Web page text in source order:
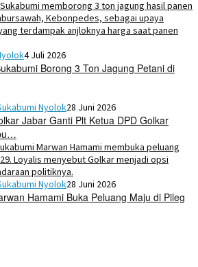
4 Juli 2026
Borong 3 Ton Jagung Petani di
Nyolok28 Juni 2026
Jabar Ganti Plt Ketua DPD Golkar
Nyolok28 Juni 2026
Hamami Buka Peluang Maju di Pileg